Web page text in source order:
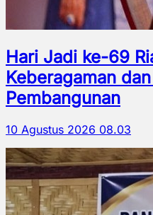
Hari Jadi ke-69
Keberagaman
Pembangunan
10 Agustus 2026 08.03